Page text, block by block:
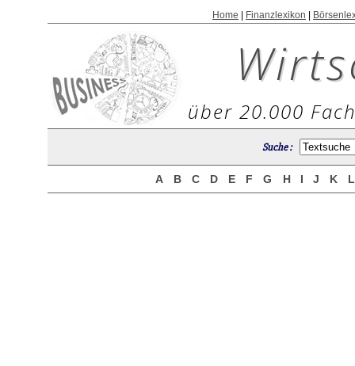
Home Finanzlexikon
über 20.000
Suche :
A B C D E F G H I J K